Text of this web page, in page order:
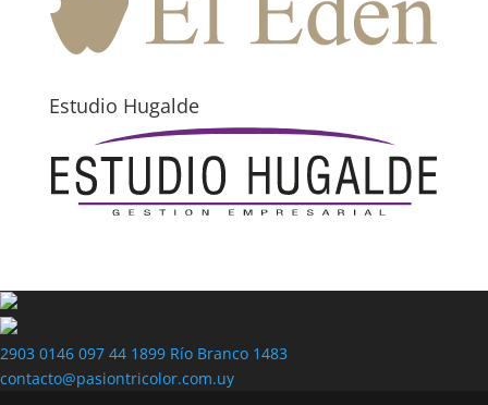
Estudio Hugalde
2903 0146 097 44 1899 Río Branco 1483
contacto@pasiontricolor.com.uy